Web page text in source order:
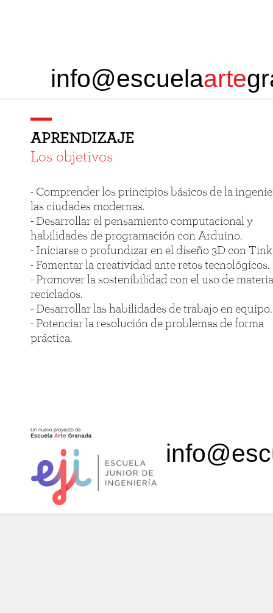
info@escuelaarte
APRENDIZAJE
Los objetivos
- Comprender los principios básicos de la
las ciudades modernas.
- Desarrollar el pensamiento computacional y
habilidades de programación con Arduino.
- Iniciarse o profundizar en el diseño 3D con
- Fomentar la creatividad ante retos tecnológicos.
- Promover la sostenibilidad con el uso de
reciclados.
- Desarrollar las habilidades de trabajo en equipo.
- Potenciar la resolución de problemas de forma
práctica.